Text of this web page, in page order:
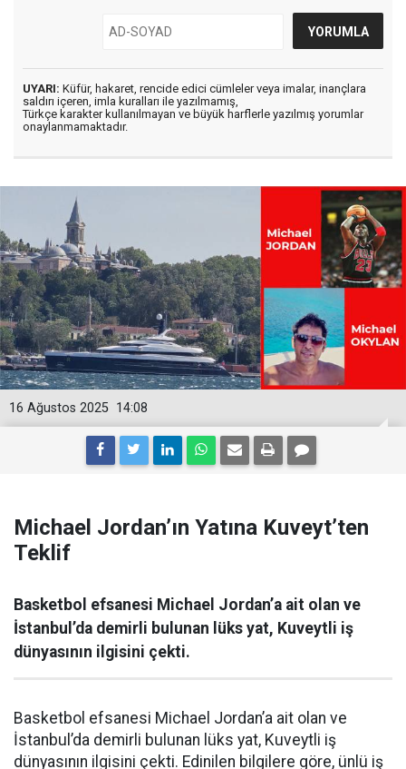
UYARI: Küfür, hakaret, rencide edici cümleler veya imalar, inançlara
saldırı içeren, imla kuralları ile yazılmamış,
Türkçe karakter kullanılmayan ve büyük harflerle yazılmış yorumlar
onaylanmamaktadır.
14:08
16 Ağustos 2025
Michael Jordan’ın Yatına Kuveyt’ten
Teklif
Basketbol efsanesi Michael Jordan’a ait olan ve
İstanbul’da demirli bulunan lüks yat, Kuveytli iş
dünyasının ilgisini çekti.
Basketbol efsanesi Michael Jordan’a ait olan ve
İstanbul’da demirli bulunan lüks yat, Kuveytli iş
dünyasının ilgisini çekti. Edinilen bilgilere göre, ünlü iş